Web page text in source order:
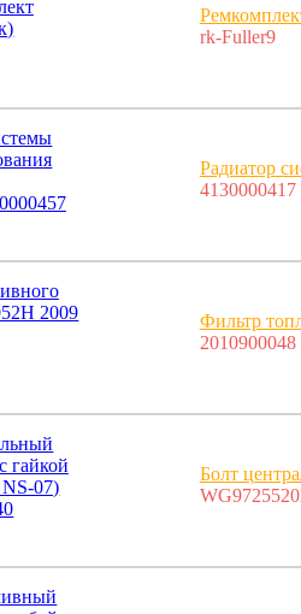
rk-Fuller9
Радиатор
4130000417
Фильтр
2010900048
Болт